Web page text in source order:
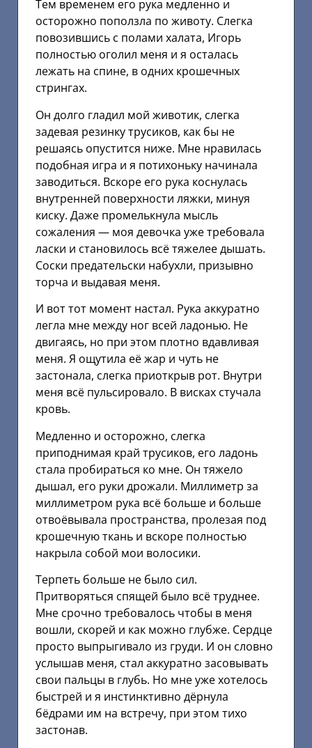
Тем временем его рука медленно и
осторожно поползла по животу. Слегка
повозившись с полами халата, Игорь
полностью оголил меня и я осталась
лежать на спине, в одних крошечных
стрингах.
Он долго гладил мой животик, слегка
задевая резинку трусиков, как бы не
решаясь опустится ниже. Мне нравилась
подобная игра и я потихоньку начинала
заводиться. Вскоре его рука коснулась
внутренней поверхности ляжки, минуя
киску. Даже промелькнула мысль
сожаления — моя девочка уже требовала
ласки и становилось всё тяжелее дышать.
Соски предательски набухли, призывно
торча и выдавая меня.
И вот тот момент настал. Рука аккуратно
легла мне между ног всей ладонью. Не
двигаясь, но при этом плотно вдавливая
меня. Я ощутила её жар и чуть не
застонала, слегка приоткрыв рот. Внутри
меня всё пульсировало. В висках стучала
кровь.
Медленно и осторожно, слегка
приподнимая край трусиков, его ладонь
стала пробираться ко мне. Он тяжело
дышал, его руки дрожали. Миллиметр за
миллиметром рука всё больше и больше
отвоёвывала пространства, пролезая под
крошечную ткань и вскоре полностью
накрыла собой мои волосики.
Терпеть больше не было сил.
Притворяться спящей было всё труднее.
Мне срочно требовалось чтобы в меня
вошли, скорей и как можно глубже. Сердце
просто выпрыгивало из груди. И он словно
услышав меня, стал аккуратно засовывать
свои пальцы в глубь. Но мне уже хотелось
быстрей и я инстинктивно дёрнула
бёдрами им на встречу, при этом тихо
застонав.